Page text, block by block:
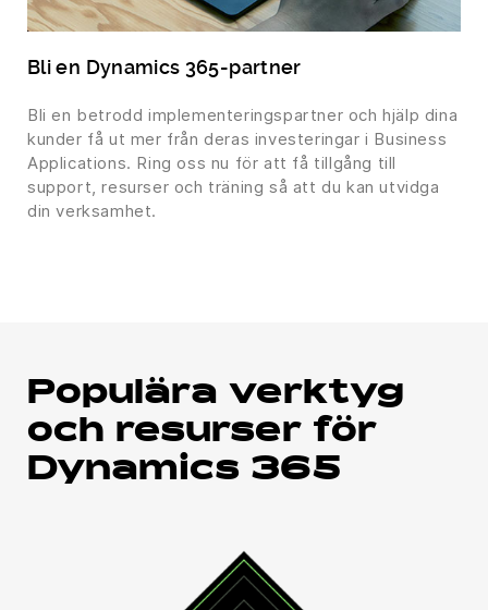
Bli en Dynamics 365-partner
Bli en betrodd implementeringspartner och hjälp dina
kunder få ut mer från deras investeringar i Business
Applications. Ring oss nu för att få tillgång till
support, resurser och träning så att du kan utvidga
din verksamhet.
Populära verktyg
och resurser för
Dynamics 365